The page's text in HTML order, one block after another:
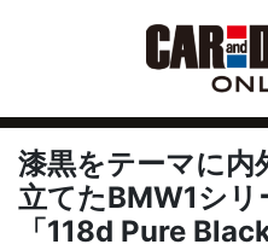
漆黒をテーマに内
立てたBMW1シ
「118d Pure